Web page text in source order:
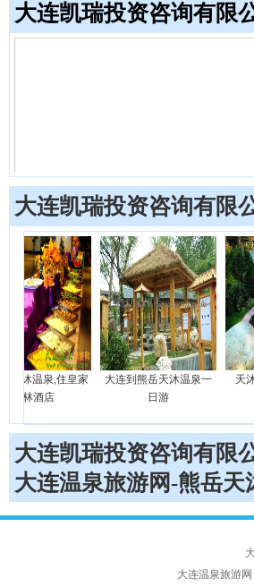
大连凯瑞投资咨询有限
大连凯瑞投资咨询有限
,住皇家
大连到熊岳天沐温泉一
天沐温泉滑雪
大连凯瑞投资咨询有限
大连温泉旅游网-熊岳天
大连温泉旅游网